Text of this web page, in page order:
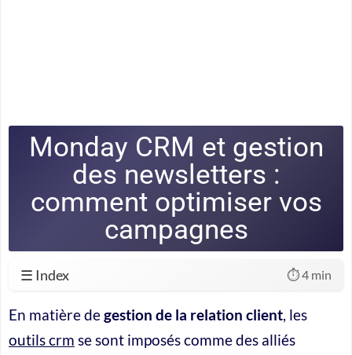
Monday CRM et gestion
des newsletters :
comment optimiser vos
campagnes
☰ Index ⏱️ 4 min
En matière degestion de la relation client, les
outils crm se sont imposés comme des alliés